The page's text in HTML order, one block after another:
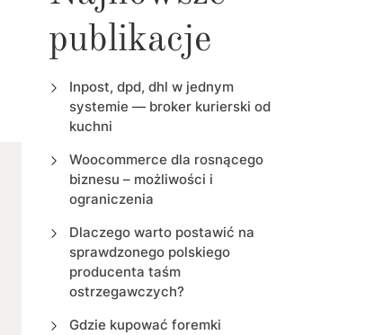
publikacje
Inpost, dpd, dhl w jednym
systemie — broker kurierski od
kuchni
Woocommerce dla rosnącego
biznesu – możliwości i
ograniczenia
Dlaczego warto postawić na
sprawdzonego polskiego
producenta taśm
ostrzegawczych?
Gdzie kupować foremki